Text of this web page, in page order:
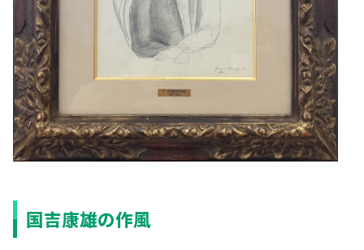
国吉康雄の作風